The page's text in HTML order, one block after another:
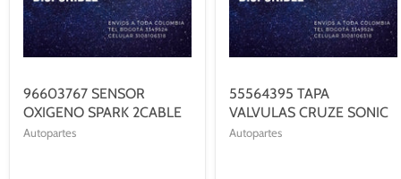
96603767 SENSOR
OXIGENO SPARK 2CABLE
Autopartes
55564395 TAPA
VALVULAS CRUZE SONIC
Autopartes